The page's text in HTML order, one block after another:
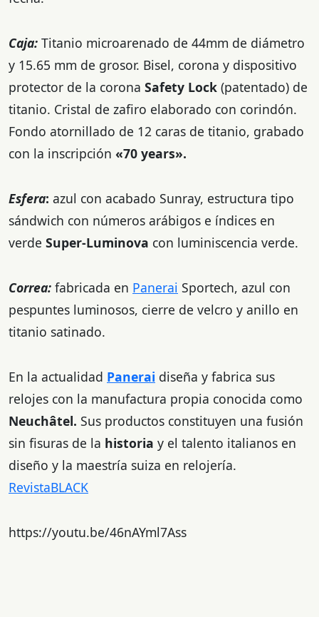
Caja: Titanio microarenado de 44mm de diámetro
y 15.65 mm de grosor. Bisel, corona y dispositivo
protector de la corona Safety Lock (patentado) de
titanio. Cristal de zafiro elaborado con corindón.
Fondo atornillado de 12 caras de titanio, grabado
con la inscripción «70 years».
Esfera: azul con acabado Sunray, estructura tipo
sándwich con números arábigos e índices en
verde Super-Luminova con luminiscencia verde.
Correa: fabricada en Panerai Sportech, azul con
pespuntes luminosos, cierre de velcro y anillo en
titanio satinado.
En la actualidad Panerai diseña y fabrica sus
relojes con la manufactura propia conocida como
Neuchâtel. Sus productos constituyen una fusión
sin fisuras de la historia y el talento italianos en
diseño y la maestría suiza en relojería.
RevistaBLACK
https://youtu.be/46nAYml7Ass